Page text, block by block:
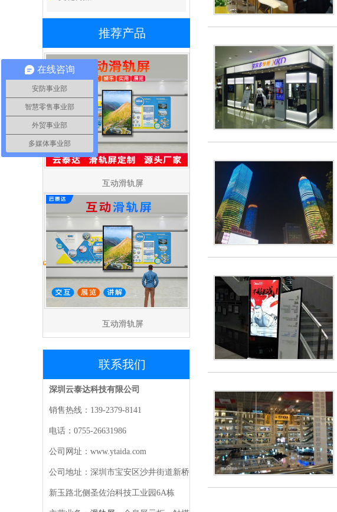
推荐产品
互动滑轨屏
互动滑轨屏
联系我们
深圳云泰达科技有限公司
销售热线：139-2379-8141
电话：0755-26631986
公司网址：www.ytaida.com
公司地址：深圳市宝安区沙井街道新桥
新玉路北侧圣佐治科技工业园6A栋
在线咨询
安防事业部
智慧零售事业部
外贸事业部
多媒体事业部